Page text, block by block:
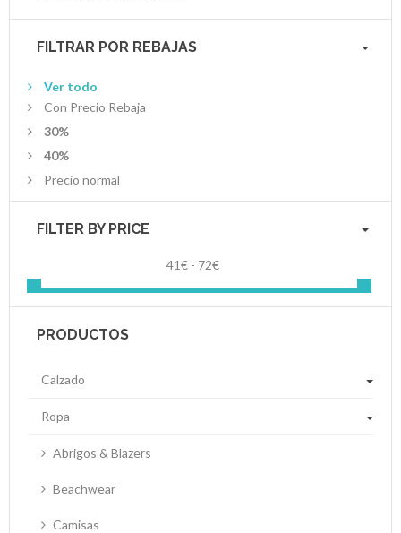
FILTRAR POR REBAJAS
Ver todo
Con Precio Rebaja
30%
40%
Precio normal
FILTER BY PRICE
41€ - 72€
PRODUCTOS
Calzado
Ropa
Abrigos & Blazers
Beachwear
Camisas